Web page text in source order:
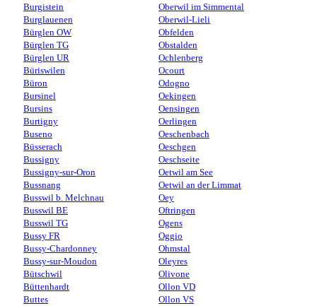
Burgistein
Burglauenen
Bürglen OW
Bürglen TG
Bürglen UR
Büriswilen
Büron
Bursinel
Bursins
Burtigny
Buseno
Büsserach
Bussigny
Bussigny-sur-Oron
Bussnang
Busswil b. Melchnau
Busswil BE
Busswil TG
Bussy FR
Bussy-Chardonney
Bussy-sur-Moudon
Bütschwil
Büttenhardt
Buttes
Oberwil im Simmental
Oberwil-Lieli
Obfelden
Obstalden
Ochlenberg
Ocourt
Odogno
Oekingen
Oensingen
Oerlingen
Oeschenbach
Oeschgen
Oeschseite
Oetwil am See
Oetwil an der Limmat
Oey
Oftringen
Ogens
Oggio
Ohmstal
Oleyres
Olivone
Ollon VD
Ollon VS